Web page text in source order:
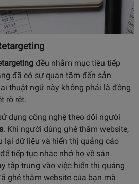
đều nhằm mục tiêu tiếp
đã có sự quan tâm đến sản
thuật ngữ này không phải là đồng
rõ rệt.
dụng công nghệ theo dõi người
. Khi người dùng ghé thăm website,
lại dữ liệu và hiển thị quảng cáo
tiếp tục nhắc nhở họ về sản
tập trung vào việc hiển thị quảng
ghé thăm website của bạn mà